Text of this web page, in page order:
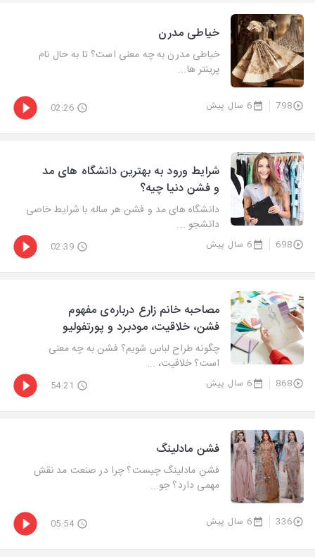
خیاطی مدرن
خیاطی مدرن به چه معنی است؟ تا به حال نام
پرینتر ها...
798 6 سال پیش 02:26
شرایط ورود به بهترین دانشگاه های مد
و فشن دنیا چیه؟
دانشگاه های مد و فشن هر ساله با شرایط خاصی
دانشجو ...
698 6 سال پیش 02:39
مصاحبه خانم زارع درباره‌ی مفهوم
فشن، خلاقیت، مودبرد و پورتفولیو
چگونه طراح لباس شویم؟ فشن به چه معنی
است؟ خلاقیت، ...
868 6 سال پیش 54:21
فشن مادلینگ
فشن مادلینگ چیست؟ چرا در صنعت مد نقش
مهمی دارد؟ جو...
336 6 سال پیش 05:54